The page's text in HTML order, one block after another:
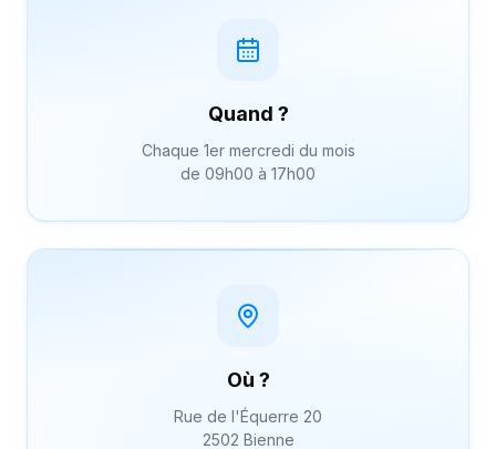
Quand ?
Chaque 1er mercredi du mois
de 09h00 à 17h00
Où ?
Rue de l'Équerre 20
2502 Bienne